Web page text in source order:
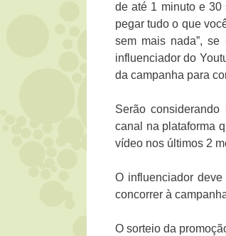
de até 1 minuto e 30
pegar tudo o que
sem mais nada”,
influenciador do
da campanha para
Serão
canal na plataforma
vídeo nos últimos 2
O influenciador
concorrer à
O sorteio da